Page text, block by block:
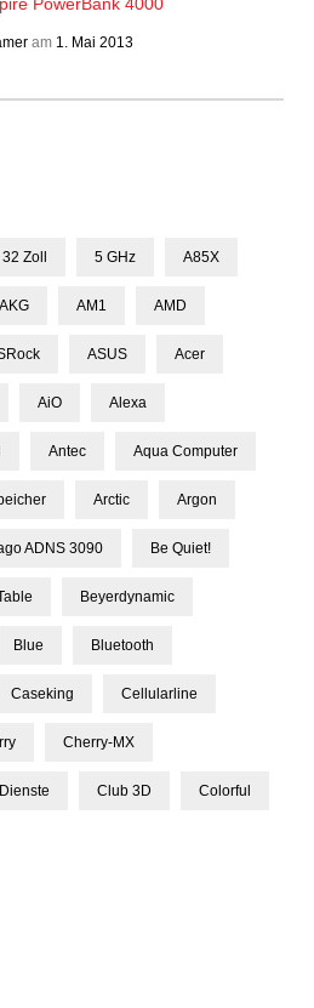
am 1. Mai 2013
32 Zoll 5 GHz A85X
AKG AM1 AMD
ASUS Acer
AiO Alexa
Antec Aqua Computer
Arctic Argon
ADNS 3090 Be Quiet!
Beyerdynamic
Blue Bluetooth
Caseking Cellularline
Cherry-MX
Club 3D Colorful